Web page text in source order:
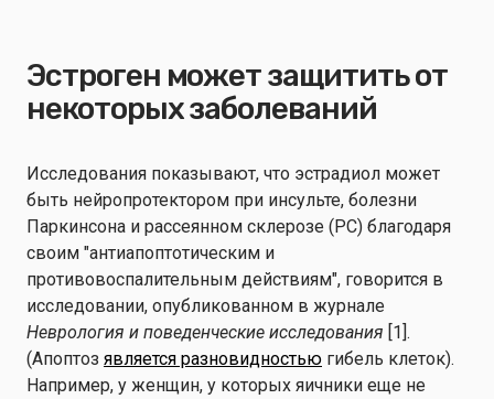
Эстроген может защитить от
некоторых заболеваний
Исследования показывают, что эстрадиол может
быть нейропротектором при инсульте, болезни
Паркинсона и рассеянном склерозе (РС) благодаря
своим "антиапоптотическим и
противовоспалительным действиям", говорится в
исследовании, опубликованном в журнале
Неврология и поведенческие исследования [1].
(Апоптоз является разновидностью гибель клеток).
Например, у женщин, у которых яичники еще не